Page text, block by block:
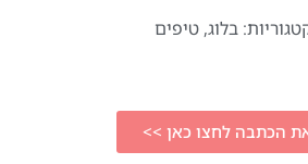
בלוג, טיפים
הכתבה לחצו כאן >>